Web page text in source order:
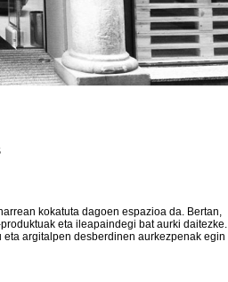
kokatuta dagoen espazioa da. Bertan,
eta ileapaindegi bat aurki daitezke.
argitalpen desberdinen aurkezpenak egin